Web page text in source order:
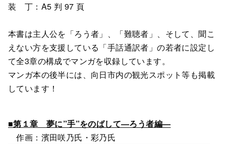
装 丁：A5 判 97 頁
本書は主人公を「ろう者」、「難聴者」、そして、聞こ
えない方を支援している「手話通訳者」の若者に設定し
て全3章の構成でマンガを収録しています。
マンガ本の後半には、向日市内の観光スポット等も掲載
しています！
■第１章 夢に”手”をのばして―ろう者編―
作画：濱田咲乃氏・彩乃氏